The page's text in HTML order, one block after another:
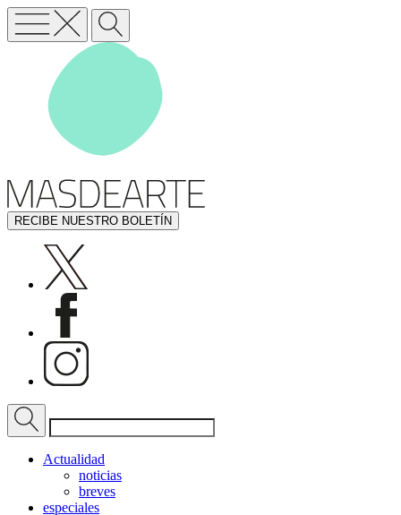
RECIBE NUESTRO BOLETÍN
Actualidad
noticias
breves
especiales